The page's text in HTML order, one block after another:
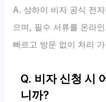
A. 상하이 비자 공식 전
으며, 필수 서류를 온라
빠르고 방문 없이 처리
Q. 비자 신청 시
니까?